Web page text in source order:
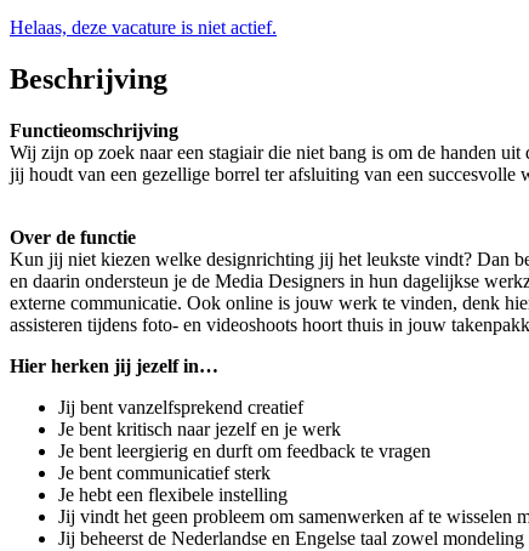
Helaas, deze vacature is niet actief.
Beschrijving
Functieomschrijving
Wij zijn op zoek naar een stagiair die niet bang is om de handen
jij houdt van een gezellige borrel ter afsluiting van een succesvolle
Over de functie
Kun jij niet kiezen welke designrichting jij het leukste vindt? Dan
en daarin ondersteun je de Media Designers in hun dagelijkse
externe communicatie. Ook online is jouw werk te vinden, denk
assisteren tijdens foto- en videoshoots hoort thuis in jouw
Hier herken jij jezelf in…
Jij bent vanzelfsprekend creatief
Je bent kritisch naar jezelf en je werk
Je bent leergierig en durft om feedback te vragen
Je bent communicatief sterk
Je hebt een flexibele instelling
Jij vindt het geen probleem om samenwerken af te wisselen
Jij beheerst de Nederlandse en Engelse taal zowel